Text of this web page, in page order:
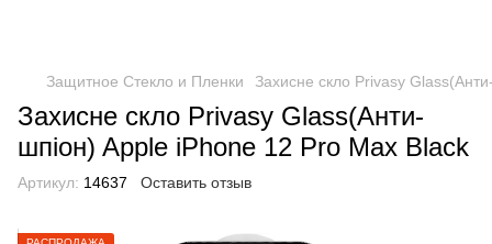
Защитное Стекло и Пленки Захисне скло Privasy
Захисне скло Privasy Glass(Анти-
шпіон) Apple iPhone 12 Pro Max Black
Артикул: 14637 Оставить отзыв